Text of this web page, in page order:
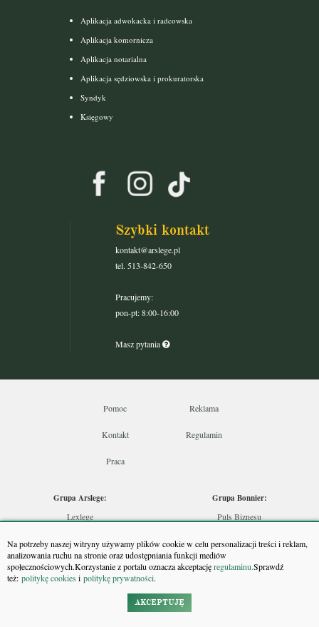
Na potrzeby naszej witryny używamy plików cookie w celu personalizacji treści i reklam,
analizowania ruchu na stronie oraz udostępniania funkcji mediów
społecznościowych.Korzystanie z portalu oznacza akceptacjęregulaminu.Sprawdź
też: politykę cookiesi politykę prywatności.
AKCEPTUJĘ
Aplikacja adwokacka i radcowska
Aplikacja komornicza
Aplikacja notarialna
Aplikacja sędziowska i prokuratorska
Syndyk
Księgowy
Szybki kontakt
kontakt@arslege.pl
tel. 513-842-650
Pracujemy:
pon-pt: 8:00-16:00
Masz pytania
Pomoc Reklama
Kontakt Regulamin
Praca
Grupa Arslege:
Lexlege
Skarbowcy
Urzędnik
Rzeczoznawca
Grupa Bonnier:
Puls Biznesu
Puls Medycyny
Monitor Firm